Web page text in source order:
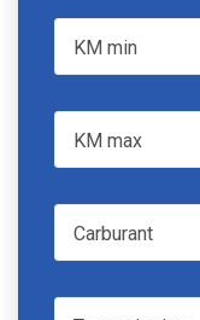
KM min
KM max
CarburantCarburant